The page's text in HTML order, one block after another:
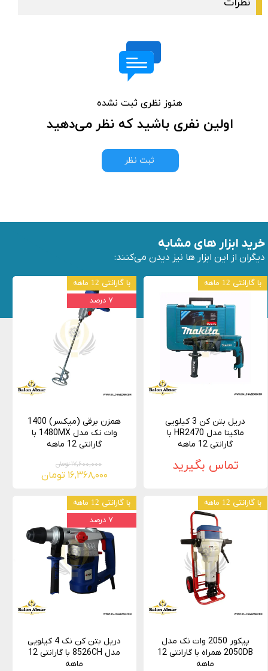
هنوز نظری ثبت نشده
اولین نفری باشید که نظر می‌دهید
ثبت نظر
دریل بتن کن 3 کیلویی
ماکیتا مدل HR2470 با
گارانتی 12 ماهه
تماس بگیرید
با گارانتی 12 ماهه
همزن برقی (میکسر) 1400
وات نک مدل 1480MX با
گارانتی 12 ماهه
۱۷,۶۰۰,۰۰۰ تومان
۱۶,۳۶۸,۰۰۰ تومان
با گارانتی 12 ماهه
۷ درصد
پیکور 2050 وات نک مدل
2050DB همراه با گارانتی 12
ماهه
با گارانتی 12 ماهه
دریل بتن کن نک 4 کیلویی
مدل 8526CH با گارانتی 12
ماهه
با گارانتی 12 ماهه
۷ درصد
خرید ابزار های مشابه
دیگران از این ابزار ها نیز دیدن می‌کنند: